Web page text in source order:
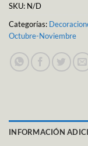
SKU: N/D
Categorías:
Octubre-Noviembre
INFORMACIÓN